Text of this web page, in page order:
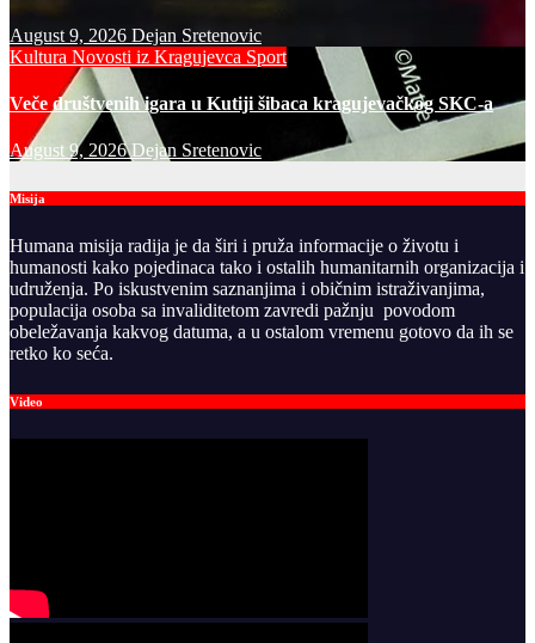
August 9, 2026 Dejan Sretenovic
Kultura Novosti iz Kragujevca Sport
Veče društvenih igara u Kutiji šibaca kragujevačkog SKC-a
August 9, 2026Dejan Sretenovic
Misija
Humana misija radija je da širi i pruža informacije o životu i
humanosti kako pojedinaca tako i ostalih humanitarnih organizacija i
udruženja. Po iskustvenim saznanjima i običnim istraživanjima,
populacija osoba sa invaliditetom zavredi pažnju povodom
obeležavanja kakvog datuma, a u ostalom vremenu gotovo da ih se
retko ko seća.
Video